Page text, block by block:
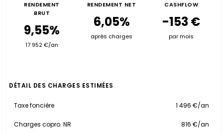
RENDEMENT
BRUT
9,55%
17 952 €/an
RENDEMENT NET
6,05%
après charges
CASHFLOW
-153 €
par mois
DÉTAIL DES CHARGES ESTIMÉES
Taxe foncière 1 496 €/an
Charges copro. NR 816 €/an